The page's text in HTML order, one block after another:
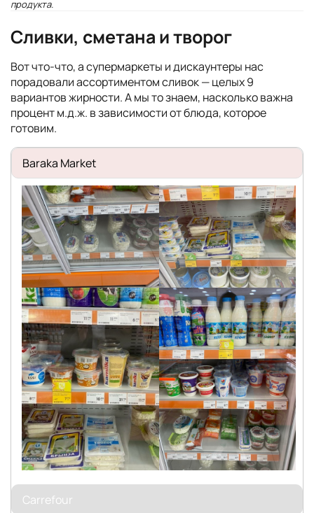
продукта.
Сливки, сметана и творог
Вот что-что, а супермаркеты и дискаунтеры нас
порадовали ассортиментом сливок — целых 9
вариантов жирности. А мы то знаем, насколько важна
процент м.д.ж. в зависимости от блюда, которое
готовим.
Baraka Market
Carrefour